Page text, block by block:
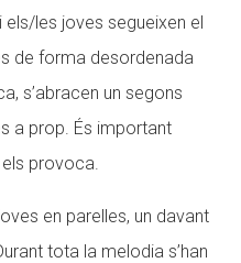
les joves segueixen el
de forma desordenada
s’abracen un segons
a prop. És important
provoca.
en parelles, un davant
tota la melodia s’han